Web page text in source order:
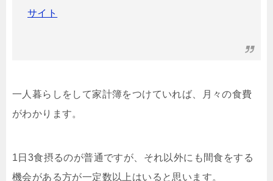
サイト
一人暮らしをして家計簿をつけていれば、月々の食費
がわかります。
1日3食摂るのが普通ですが、それ以外にも間食をする
機会がある方が一定数以上はいると思います。